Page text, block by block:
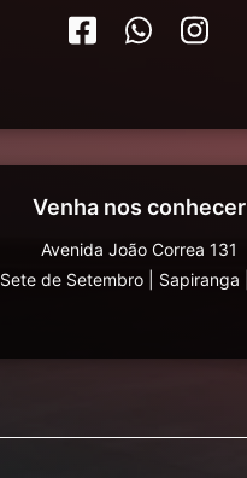
Venha nos conhecer
Avenida João Correa 131
Sete de Setembro
Sapiranga